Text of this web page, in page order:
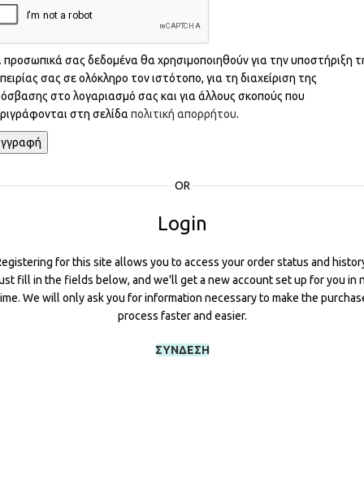
προσωπικά σας δεδομένα θα χρησιμοποιηθούν για την υποστήριξη
σας σε ολόκληρο τον ιστότοπο, για τη διαχείριση της
στο λογαριασμό σας και για άλλους σκοπούς που
στη σελίδα πολιτική απορρήτου.
OR
Login
for this site allows you to access your order status and
fill in the fields below, and we'll get a new account set up for you in
We will only ask you for information necessary to make the
process faster and easier.
ΣΎΝΔΕΣΗ